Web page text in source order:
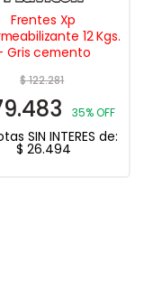
Frentes Xp
12 Kgs.
Gris cemento
$122.281
35% OFF
SIN INTERES de:
$ 26.494